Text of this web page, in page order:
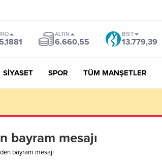
ALTIN
6.660,55
BIST
13.779,39
SİYASET SPOR TÜM MANŞETLER
bayram mesajı
bayram mesajı